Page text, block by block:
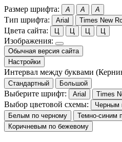
Размер шрифта: A A A
Тип шрифта: Arial Times New
Цвета сайта: Ц Ц Ц Ц
Изображения:
Обычная версия сайта
Настройки
Интервал между буквами
Стандартный
Большой
Выберите шрифт: Arial Times
Выбор цветовой схемы:
Черным
Белым по черному
Темно-синим
Коричневым по бежевому